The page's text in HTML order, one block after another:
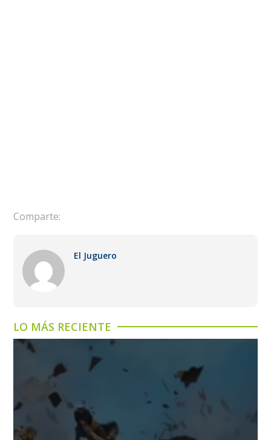
Comparte:
El Juguero
LO MÁS RECIENTE